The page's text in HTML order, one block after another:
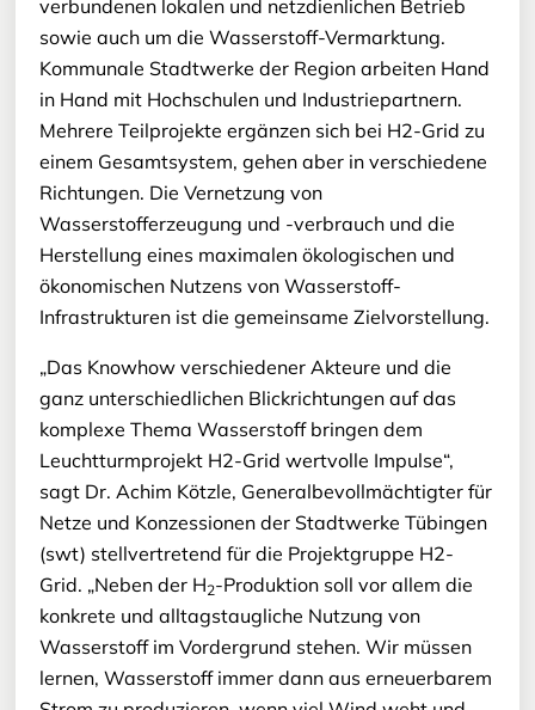
verbundenen lokalen und netzdienlichen Betrieb
sowie auch um die Wasserstoff-Vermarktung.
Kommunale Stadtwerke der Region arbeiten Hand
in Hand mit Hochschulen und Industriepartnern.
Mehrere Teilprojekte ergänzen sich bei H2-Grid zu
einem Gesamtsystem, gehen aber in verschiedene
Richtungen. Die Vernetzung von
Wasserstofferzeugung und -verbrauch und die
Herstellung eines maximalen ökologischen und
ökonomischen Nutzens von Wasserstoff-
Infrastrukturen ist die gemeinsame Zielvorstellung.
„Das Knowhow verschiedener Akteure und die
ganz unterschiedlichen Blickrichtungen auf das
komplexe Thema Wasserstoff bringen dem
Leuchtturmprojekt H2-Grid wertvolle Impulse“,
sagt Dr. Achim Kötzle, Generalbevollmächtigter für
Netze und Konzessionen der Stadtwerke Tübingen
(swt) stellvertretend für die Projektgruppe H2-
Grid. „Neben der H2-Produktion soll vor allem die
konkrete und alltagstaugliche Nutzung von
Wasserstoff im Vordergrund stehen. Wir müssen
lernen, Wasserstoff immer dann aus erneuerbarem